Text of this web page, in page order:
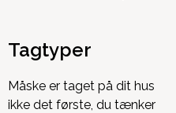
Tagtyper
Måske er taget på dit hus
ikke det første, du tænker